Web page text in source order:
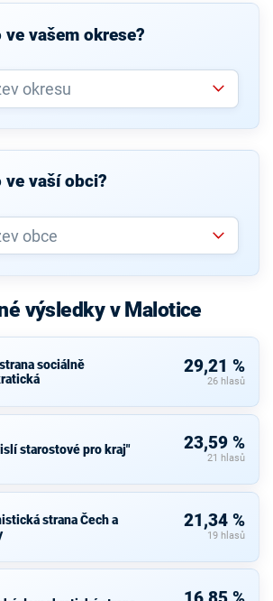
vašem okrese?
vaší obci?
výsledky v Malotice
sociálně
29,21 %
26 hlasů
starostové pro kraj" 23,59 %
21 hlasů
strana Čech a
21,34 %
19 hlasů